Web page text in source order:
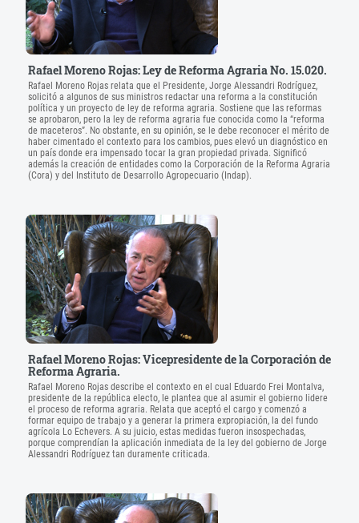
Rafael Moreno Rojas: Ley de Reforma Agraria No. 15.020.
Rafael Moreno Rojas relata que el Presidente, Jorge Alessandri Rodríguez,
solicitó a algunos de sus ministros redactar una reforma a la constitución
política y un proyecto de ley de reforma agraria. Sostiene que las reformas
se aprobaron, pero la ley de reforma agraria fue conocida como la “reforma
de maceteros”. No obstante, en su opinión, se le debe reconocer el mérito de
haber cimentado el contexto para los cambios, pues elevó un diagnóstico en
un país donde era impensado tocar la gran propiedad privada. Significó
además la creación de entidades como la Corporación de la Reforma Agraria
(Cora) y del Instituto de Desarrollo Agropecuario (Indap).
Rafael Moreno Rojas: Vicepresidente de la Corporación de
Reforma Agraria.
Rafael Moreno Rojas describe el contexto en el cual Eduardo Frei Montalva,
presidente de la república electo, le plantea que al asumir el gobierno lidere
el proceso de reforma agraria. Relata que aceptó el cargo y comenzó a
formar equipo de trabajo y a generar la primera expropiación, la del fundo
agrícola Lo Echevers. A su juicio, estas medidas fueron insospechadas,
porque comprendían la aplicación inmediata de la ley del gobierno de Jorge
Alessandri Rodríguez tan duramente criticada.